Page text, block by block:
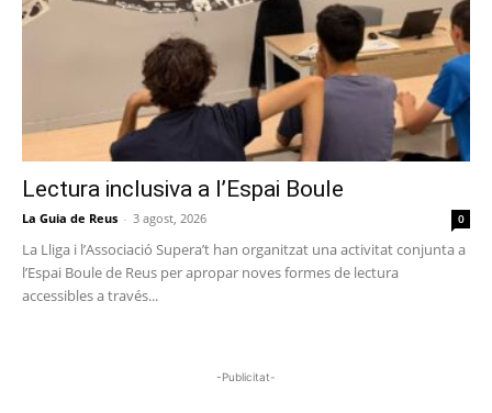
Lectura inclusiva a l’Espai Boule
La Guia de Reus - 3 agost, 2026 0
La Lliga i l’Associació Supera’t han organitzat una activitat conjunta a
l’Espai Boule de Reus per apropar noves formes de lectura
accessibles a través...
-Publicitat-